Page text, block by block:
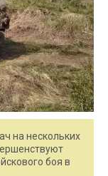
на нескольких
боя в